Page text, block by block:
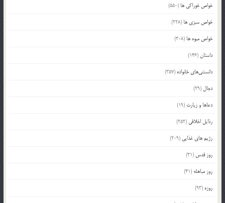
خواص خوراکی ها (550)
خواص سبزی ها (228)
خواص میوه ها (308)
داستان(146)
دانستنی‌های خانواده (357)
دجال (29)
دعاها و زیارت (19)
رذایل اخلاقی (252)
رژیم های غذایی (209)
روز قدس (31)
روز مباهله (41)
روزه (93)